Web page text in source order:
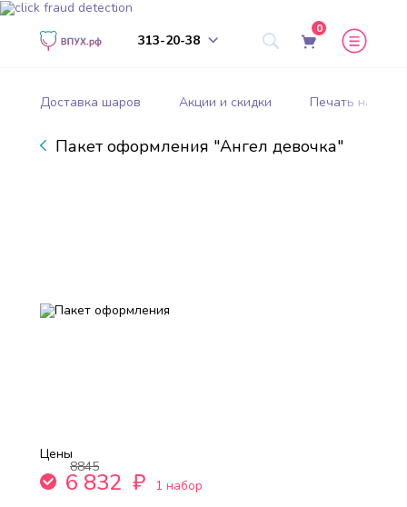
313-20-38
0
Доставка шаров Акции и скидки Печать на
Пакет оформления "Ангел девочка"
Цены
8845
6 832 ₽
1 набор